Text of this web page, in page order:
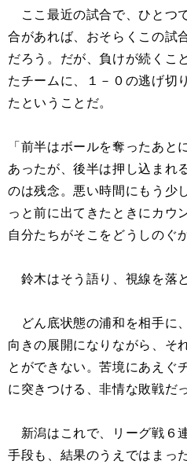
ここ最近の試合で、ひとつ
合があれば、おそらくこの試
だろう。だが、負けが続くこ
たチームに、１－０の逃げ切
たということだ。
「前半はボールを奪ったあと
あったが、後半は押し込まれ
のは残念。悪い時間にもう少
っと前に出てきたときにカウ
自分たちがそこをどうしのぐか
鈴木はそう語り、視線を落と
どん底状態の浦和を相手に
向きの展開になりながら、そ
とができない。苦境にあえぐ
に突きつける、非情な敗戦だ
新潟はこれで、リーグ戦６
手段も、結果のうえではまっ